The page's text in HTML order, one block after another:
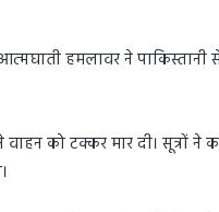
हमलावर ने पाकिस्तानी
वाहन को टक्कर मार दी। सूत्रों